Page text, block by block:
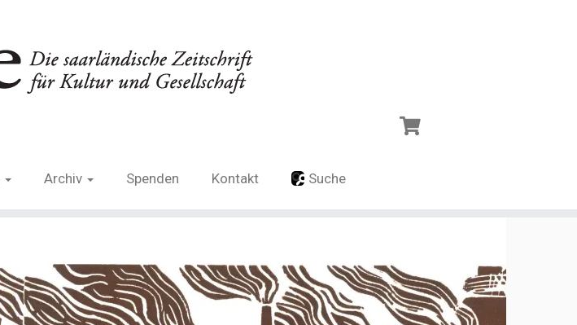
Archiv Spenden Kontakt Suche